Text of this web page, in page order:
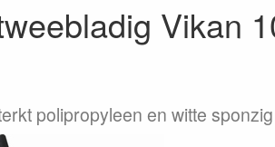
Vikan
polipropyleen en witte